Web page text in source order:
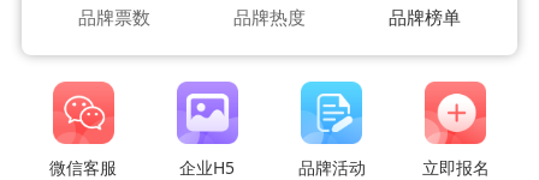
品牌票数 品牌热度 品牌榜单
微信客服 企业H5 品牌活动 立即报名